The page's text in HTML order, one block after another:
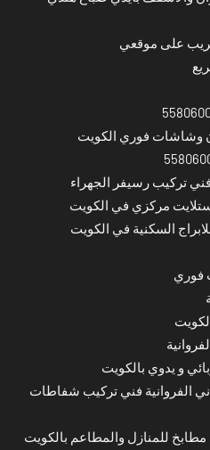
على موقعي
وشاشات فوري الكويت
تركيب رسيفر الجهراء
مركزي في الكويت
السكنية في الكويت
فوري
و يدوي بالكويت
الفروانية فني تركيب شفاطات
للمنازل والمطاعم بالكويت